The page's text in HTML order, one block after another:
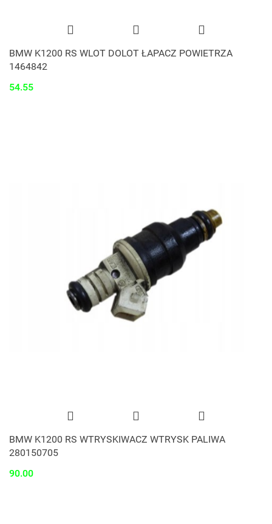
BMW K1200 RS WLOT DOLOT ŁAPACZ POWIETRZA
1464842
54.55
BMW K1200 RS WTRYSKIWACZ WTRYSK PALIWA
280150705
90.00